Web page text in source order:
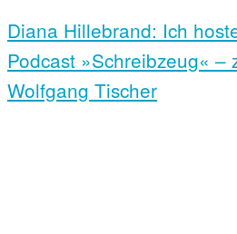
Diana Hillebrand: Ich
Podcast »Schreibzeug« –
Wolfgang Tischer